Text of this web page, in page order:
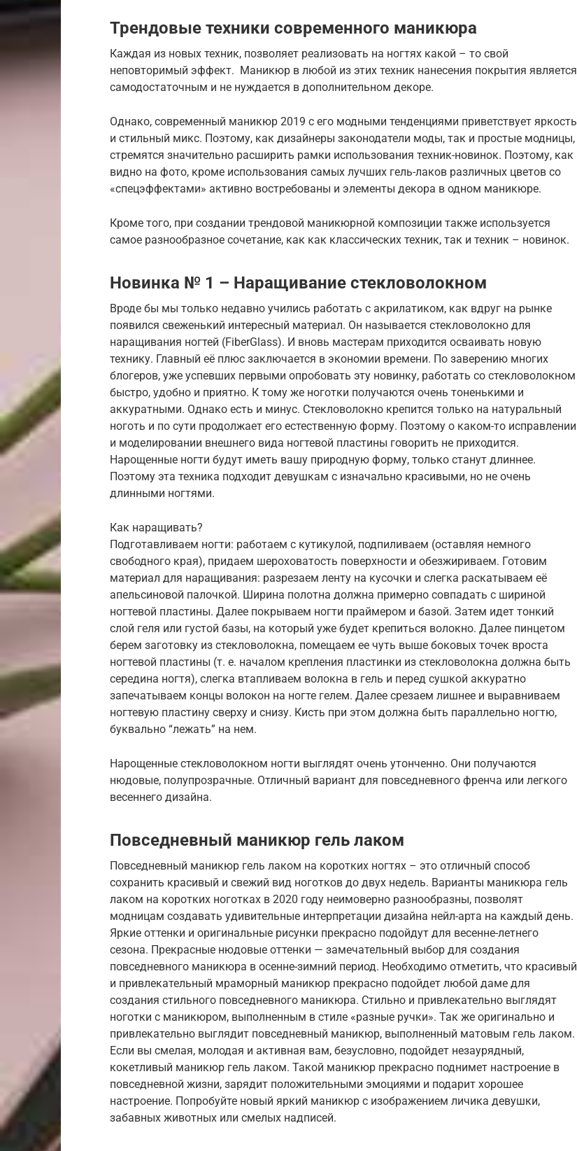
Трендовые техники современного маникюра
Каждая из новых техник, позволяет реализовать на ногтях какой – то свой
неповторимый эффект. Маникюр в любой из этих техник нанесения покрытия является
самодостаточным и не нуждается в дополнительном декоре.
Однако, современный маникюр 2019 с его модными тенденциями приветствует яркость
и стильный микс. Поэтому, как дизайнеры законодатели моды, так и простые модницы,
стремятся значительно расширить рамки использования техник-новинок. Поэтому, как
видно на фото, кроме использования самых лучших гель-лаков различных цветов со
«спецэффектами» активно востребованы и элементы декора в одном маникюре.
Кроме того, при создании трендовой маникюрной композиции также используется
самое разнообразное сочетание, как как классических техник, так и техник – новинок.
Новинка № 1 – Наращивание стекловолокном
Вроде бы мы только недавно учились работать с акрилатиком, как вдруг на рынке
появился свеженький интересный материал. Он называется стекловолокно для
наращивания ногтей (FiberGlass). И вновь мастерам приходится осваивать новую
технику. Главный её плюс заключается в экономии времени. По заверению многих
блогеров, уже успевших первыми опробовать эту новинку, работать со стекловолокном
быстро, удобно и приятно. К тому же ноготки получаются очень тоненькими и
аккуратными. Однако есть и минус. Стекловолокно крепится только на натуральный
ноготь и по сути продолжает его естественную форму. Поэтому о каком-то исправлении
и моделировании внешнего вида ногтевой пластины говорить не приходится.
Нарощенные ногти будут иметь вашу природную форму, только станут длиннее.
Поэтому эта техника подходит девушкам с изначально красивыми, но не очень
длинными ногтями.
Как наращивать?
Подготавливаем ногти: работаем с кутикулой, подпиливаем (оставляя немного
свободного края), придаем шероховатость поверхности и обезжириваем. Готовим
материал для наращивания: разрезаем ленту на кусочки и слегка раскатываем её
апельсиновой палочкой. Ширина полотна должна примерно совпадать с шириной
ногтевой пластины. Далее покрываем ногти праймером и базой. Затем идет тонкий
слой геля или густой базы, на который уже будет крепиться волокно. Далее пинцетом
берем заготовку из стекловолокна, помещаем ее чуть выше боковых точек вроста
ногтевой пластины (т. е. началом крепления пластинки из стекловолокна должна быть
середина ногтя), слегка втапливаем волокна в гель и перед сушкой аккуратно
запечатываем концы волокон на ногте гелем. Далее срезаем лишнее и выравниваем
ногтевую пластину сверху и снизу. Кисть при этом должна быть параллельно ногтю,
буквально “лежать” на нем.
Нарощенные стекловолокном ногти выглядят очень утонченно. Они получаются
нюдовые, полупрозрачные. Отличный вариант для повседневного френча или легкого
весеннего дизайна.
Повседневный маникюр гель лаком
Повседневный маникюр гель лаком на коротких ногтях – это отличный способ
сохранить красивый и свежий вид ноготков до двух недель. Варианты маникюра гель
лаком на коротких ноготках в 2020 году неимоверно разнообразны, позволят
модницам создавать удивительные интерпретации дизайна нейл-арта на каждый день.
Яркие оттенки и оригинальные рисунки прекрасно подойдут для весенне-летнего
сезона. Прекрасные нюдовые оттенки — замечательный выбор для создания
повседневного маникюра в осенне-зимний период. Необходимо отметить, что красивый
и привлекательный мраморный маникюр прекрасно подойдет любой даме для
создания стильного повседневного маникюра. Стильно и привлекательно выглядят
ноготки с маникюром, выполненным в стиле «разные ручки». Так же оригинально и
привлекательно выглядит повседневный маникюр, выполненный матовым гель лаком.
Если вы смелая, молодая и активная вам, безусловно, подойдет незаурядный,
кокетливый маникюр гель лаком. Такой маникюр прекрасно поднимет настроение в
повседневной жизни, зарядит положительными эмоциями и подарит хорошее
настроение. Попробуйте новый яркий маникюр с изображением личика девушки,
забавных животных или смелых надписей.